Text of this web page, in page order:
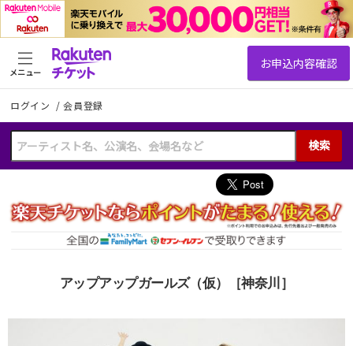
ログイン /会員登録
検索
メニュー
アップアップガールズ（仮）［神奈川］